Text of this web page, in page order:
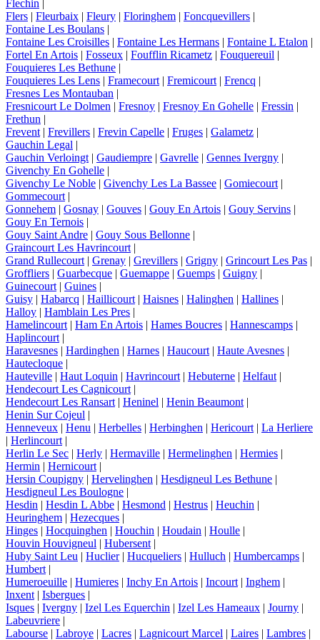
Flechin
Flers | Fleurbaix | Fleury | Floringhem | Foncquevillers |
Fontaine Les Boulans |
Fontaine Les Croisilles | Fontaine Les Hermans | Fontaine L Etalon |
Fortel En Artois | Fosseux | Foufflin Ricametz | Fouquereuil |
Fouquieres Les Bethune |
Fouquieres Les Lens | Framecourt | Fremicourt | Frencq |
Fresnes Les Montauban |
Fresnicourt Le Dolmen | Fresnoy | Fresnoy En Gohelle | Fressin |
Frethun |
Frevent | Frevillers | Frevin Capelle | Fruges | Galametz |
Gauchin Legal |
Gauchin Verloingt | Gaudiempre | Gavrelle | Gennes Ivergny |
Givenchy En Gohelle |
Givenchy Le Noble | Givenchy Les La Bassee | Gomiecourt |
Gommecourt |
Gonnehem | Gosnay | Gouves | Gouy En Artois | Gouy Servins |
Gouy En Ternois |
Gouy Saint Andre | Gouy Sous Bellonne |
Graincourt Les Havrincourt |
Grand Rullecourt | Grenay | Grevillers | Grigny | Grincourt Les Pas |
Groffliers | Guarbecque | Guemappe | Guemps | Guigny |
Guinecourt | Guines |
Guisy | Habarcq | Haillicourt | Haisnes | Halinghen | Hallines |
Halloy | Hamblain Les Pres |
Hamelincourt | Ham En Artois | Hames Boucres | Hannescamps |
Haplincourt |
Haravesnes | Hardinghen | Harnes | Haucourt | Haute Avesnes |
Hautecloque |
Hauteville | Haut Loquin | Havrincourt | Hebuterne | Helfaut |
Hendecourt Les Cagnicourt |
Hendecourt Les Ransart | Heninel | Henin Beaumont |
Henin Sur Cojeul |
Henneveux | Henu | Herbelles | Herbinghen | Hericourt | La Herliere
| Herlincourt |
Herlin Le Sec | Herly | Hermaville | Hermelinghen | Hermies |
Hermin | Hernicourt |
Hersin Coupigny | Hervelinghen | Hesdigneul Les Bethune |
Hesdigneul Les Boulogne |
Hesdin | Hesdin L Abbe | Hesmond | Hestrus | Heuchin |
Heuringhem | Hezecques |
Hinges | Hocquinghen | Houchin | Houdain | Houlle |
Houvin Houvigneul | Hubersent |
Huby Saint Leu | Huclier | Hucqueliers | Hulluch | Humbercamps |
Humbert |
Humeroeuille | Humieres | Inchy En Artois | Incourt | Inghem |
Inxent | Isbergues |
Isques | Ivergny | Izel Les Equerchin | Izel Les Hameaux | Journy |
Labeuvriere |
Labourse | Labroye | Lacres | Lagnicourt Marcel | Laires | Lambres |